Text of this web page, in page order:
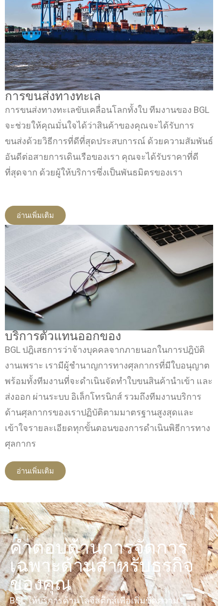
การขนส่งทางทะเล
การขนส่งทางทะเลขับเคลื่อนโลกทั้งใบ ทีมงานของ BGL
จะช่วยให้คุณมั่นใจได้ว่าสินค้าของคุณจะได้รับการ
ขนส่งด้วยวิธีการที่ดีที่สุดประสบการณ์ ด้วยความสัมพันธ์
อันดีต่อสายการเดินเรือของเรา คุณจะได้รับราคาที่ดี
ที่สุดจาก ด้วยผู้ให้บริการซึ่งเป็นพันธมิตรของเรา
อ่านเพิ่มเติม
บริการตัวแทนออกของ
BGL ปฎิเสธการว่าจ้างบุคคลจากภายนอกในการปฎิบัติ
งานเพราะ เรามีผู้ชำนาญการทางศุลกากรที่มีใบอนุญาต
พร้อมทั้งทีมงานที่จะดำเนินจัดทำใบขนสินค้านำเข้า และ
ส่งออก ผ่านระบบ อิเล็กโทรนิกส์ รวมถึงทีมงานบริการ
ด้านศุลกากรของเราปฏิบัติตามมาตรฐานสูงสุดและ
เข้าใจรายละเอียดทุกขั้นตอนของการดำเนินพิธีการทาง
ศุลกากร
อ่านเพิ่มเติม
คำตอบด้านการจัดการ
เฉพาะด้านสำหรับธุรกิจ
ของคุณ
BGL ให้บริการด้านโลจิสติกส์เพื่อเพิ่มขีดความ